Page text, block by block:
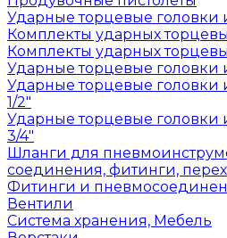
Ударные торцевые головки
Комплекты ударных
Комплекты ударных
Ударные торцевые головки
Ударные торцевые головки
1/2"
Ударные торцевые головки
3/4"
Шланги для
соединения, фитинги,
Фитинги и
Вентили
Система хранения, Мебель